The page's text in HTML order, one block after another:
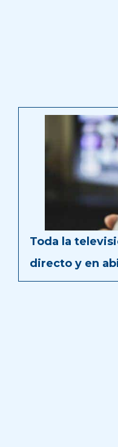
Toda la
directo y en